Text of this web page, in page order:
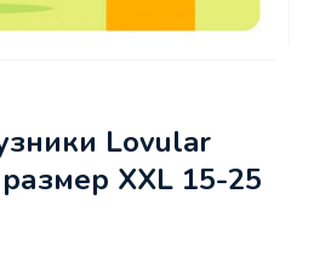
Lovular
XXL 15-25